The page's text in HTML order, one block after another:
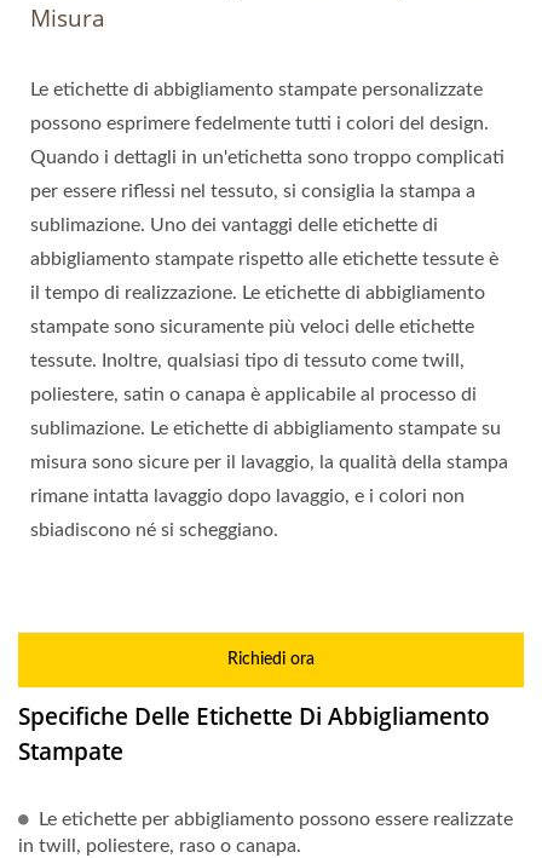
Misura
Le etichette di abbigliamento stampate personalizzate
possono esprimere fedelmente tutti i colori del design.
Quando i dettagli in un'etichetta sono troppo complicati
per essere riflessi nel tessuto, si consiglia la stampa a
sublimazione. Uno dei vantaggi delle etichette di
abbigliamento stampate rispetto alle etichette tessute è
il tempo di realizzazione. Le etichette di abbigliamento
stampate sono sicuramente più veloci delle etichette
tessute. Inoltre, qualsiasi tipo di tessuto come twill,
poliestere, satin o canapa è applicabile al processo di
sublimazione. Le etichette di abbigliamento stampate su
misura sono sicure per il lavaggio, la qualità della stampa
rimane intatta lavaggio dopo lavaggio, e i colori non
sbiadiscono né si scheggiano.
Richiedi ora
Specifiche Delle Etichette Di Abbigliamento
Stampate
Le etichette per abbigliamento possono essere realizzate
in twill, poliestere, raso o canapa.